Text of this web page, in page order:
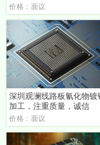
价格：面议
深圳观澜线路板氰化物镀
加工，注重质量，诚信
价格：面议